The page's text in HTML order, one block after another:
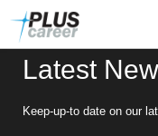
Latest
Keep-up-to date on our